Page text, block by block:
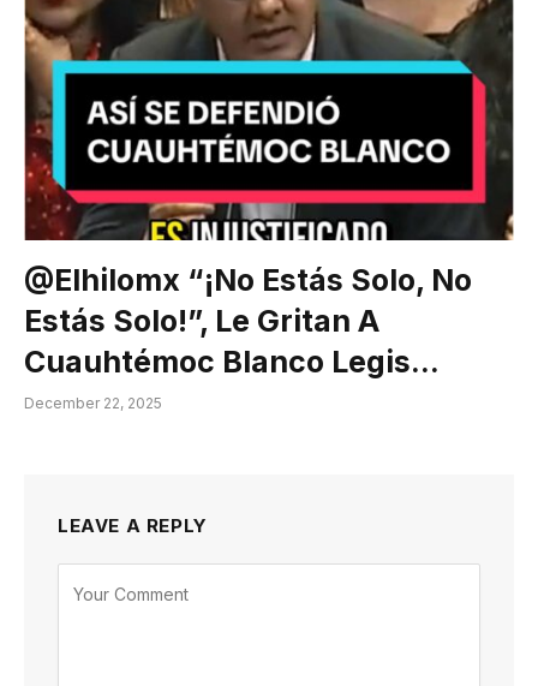
@elhilomx “¡No Estás Solo, No
Estás Solo!”, Le Gritan A
Cuauhtémoc Blanco Legis…
December 22, 2025
LEAVE A REPLY